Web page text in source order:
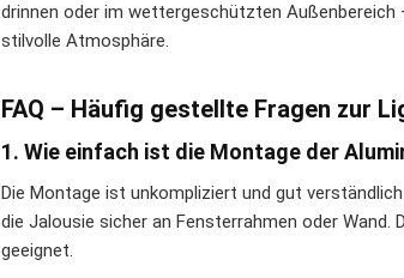
drinnen oder im wettergeschützten
stilvolle Atmosphäre.
FAQ – Häufig gestellte Fragen zur
1. Wie einfach ist die Montage der
Die Montage ist unkompliziert und gut
die Jalousie sicher an Fensterrahmen oder
geeignet.